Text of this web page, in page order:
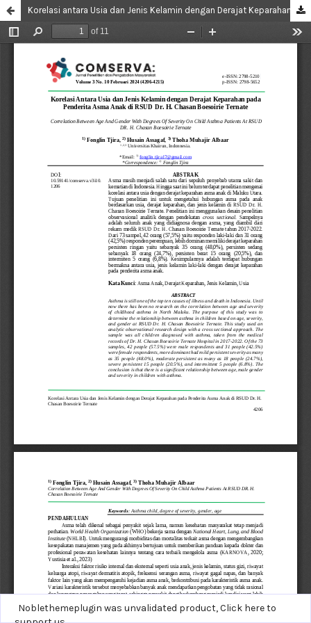
Korelasi antara Usia dan Jenis Kelamin dengan Derajat Keparahan pada Penderita Asma Anak di RSUD Dr. H. Chasan Boesoirie Ternate
Noblethemeplugin was unvalidated product,Click here to